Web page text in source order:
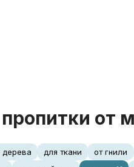
от
дерева для ткани от гнили